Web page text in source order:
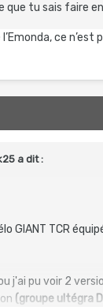
que tu sais faire
ce
a dit :
GIANT TCR
j'ai pu voir 2
(groupe ultégra